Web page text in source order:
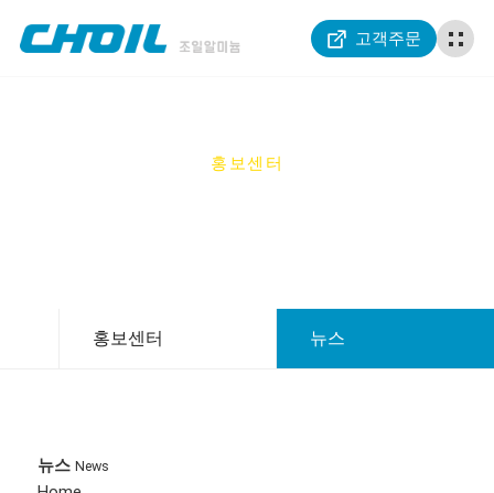
고객주문
홍보센터
홍보센터 뉴스
뉴스 News